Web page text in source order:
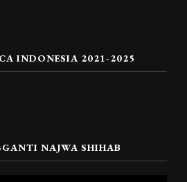
INDONESIA 2021-2025
NAJWA SHIHAB